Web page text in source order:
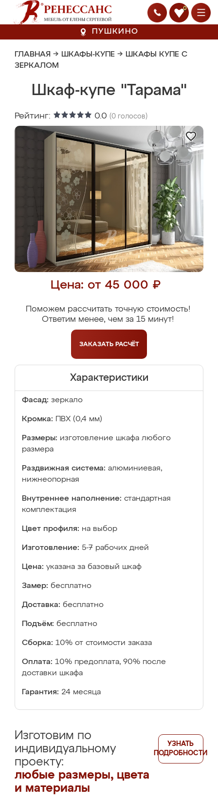
0
ПУШКИНО
ГЛАВНАЯ → ШКАФЫ-КУПЕ → ШКАФЫ КУПЕ С
ЗЕРКАЛОМ
Шкаф-купе "Тарама"
Рейтинг: 0.0 (0 голосов)
Цена: от 45 000 ₽
Поможем рассчитать точную стоимость!
Ответим менее, чем за 15 минут!
ЗАКАЗАТЬ РАСЧЁТ
Характеристики
Фасад: зеркало
Кромка: ПВХ (0,4 мм)
Размеры: изготовление шкафа любого
размера
Раздвижная система: алюминиевая,
нижнеопорная
Внутреннее наполнение: стандартная
комплектация
Цвет профиля: на выбор
Изготовление: 5-7 рабочих дней
Цена: указана за базовый шкаф
Замер: бесплатно
Доставка: бесплатно
Подъём: бесплатно
Сборка: 10% от стоимости заказа
Оплата: 10% предоплата, 90% после
доставки шкафа
Гарантия: 24 месяца
Изготовим по
индивидуальному
проекту:
любые размеры, цвета
и материалы
УЗНАТЬ
ПОДРОБНОСТИ